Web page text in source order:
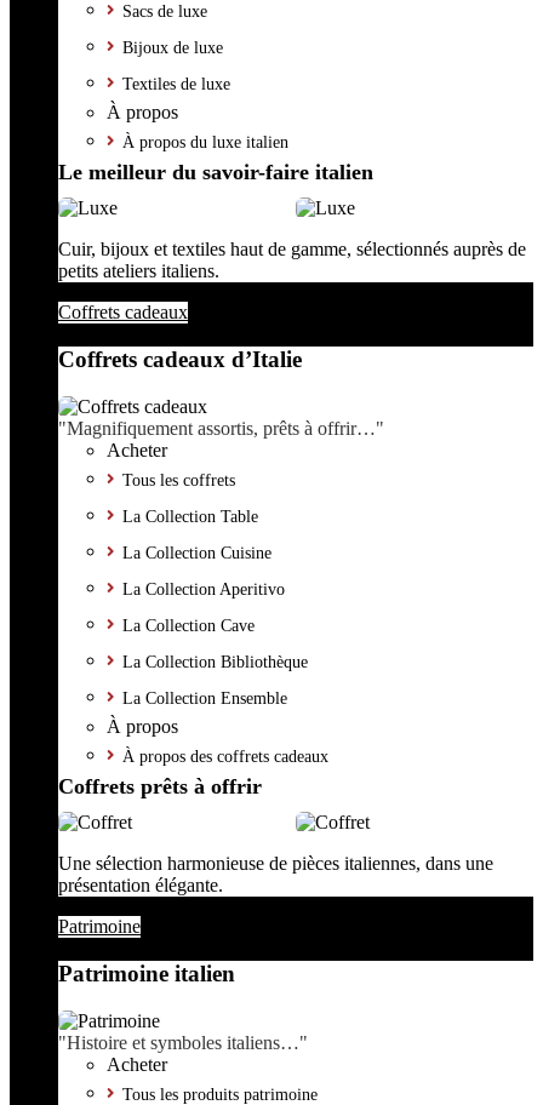
Sacs de luxe
Bijoux de luxe
Textiles de luxe
À propos
À propos du luxe italien
Le meilleur du savoir-faire italien
Cuir, bijoux et textiles haut de gamme, sélectionnés auprès de
petits ateliers italiens.
Coffrets cadeaux
Coffrets cadeaux d’Italie
"Magnifiquement assortis, prêts à offrir…"
Acheter
Tous les coffrets
La Collection Table
La Collection Cuisine
La Collection Aperitivo
La Collection Cave
La Collection Bibliothèque
La Collection Ensemble
À propos
À propos des coffrets cadeaux
Coffrets prêts à offrir
Une sélection harmonieuse de pièces italiennes, dans une
présentation élégante.
Patrimoine
Patrimoine italien
"Histoire et symboles italiens…"
Acheter
Tous les produits patrimoine